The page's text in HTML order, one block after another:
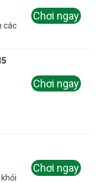
các
Chơi ngay
Chơi ngay
Chơi ngay